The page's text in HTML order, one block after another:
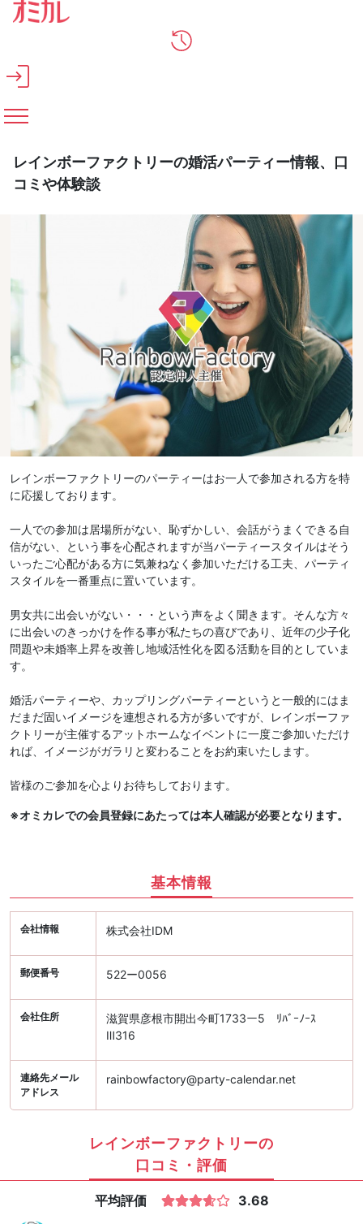
メインコンテンツへスキップ
レインボーファクトリーの婚活パーティー情報、口
コミや体験談
レインボーファクトリーのパーティーはお一人で参加される方を特
に応援しております。
一人での参加は居場所がない、恥ずかしい、会話がうまくできる自
信がない、という事を心配されますが当パーティースタイルはそう
いったご心配がある方に気兼ねなく参加いただける工夫、パーティ
スタイルを一番重点に置いています。
男女共に出会いがない・・・という声をよく聞きます。そんな方々
に出会いのきっかけを作る事が私たちの喜びであり、近年の少子化
問題や未婚率上昇を改善し地域活性化を図る活動を目的としていま
す。
婚活パーティーや、カップリングパーティーというと一般的にはま
だまだ固いイメージを連想される方が多いですが、レインボーファ
クトリーが主催するアットホームなイベントに一度ご参加いただけ
れば、イメージがガラリと変わることをお約束いたします。
皆様のご参加を心よりお待ちしております。
※オミカレでの会員登録にあたっては本人確認が必要となります。
基本情報
会社情報 株式会社IDM
郵便番号 522ー0056
会社住所
滋賀県彦根市開出今町1733ー5 ﾘﾊﾞｰﾉｰｽ
Ⅲ316
連絡先メール
アドレス
rainbowfactory@party-calendar.net
レインボーファクトリーの
口コミ・評価
平均評価 3.68